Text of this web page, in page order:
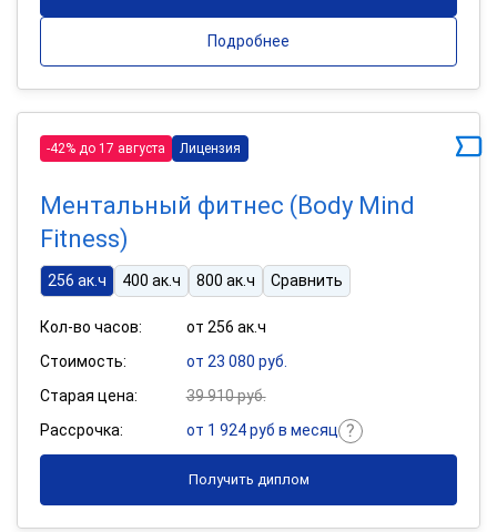
Подробнее
-42% до 17 августа Лицензия
Ментальный фитнес (Body Mind
Fitness)
256 ак.ч 400 ак.ч 800 ак.ч Сравнить
Кол-во часов:
от 256 ак.ч
Стоимость:
от 23 080 руб.
Старая цена:
39 910 руб.
Рассрочка:
от 1 924 руб в месяц
Получить диплом